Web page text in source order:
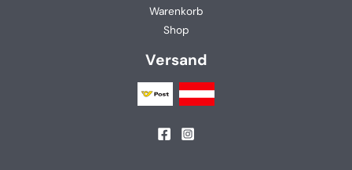
Warenkorb
Shop
Versand